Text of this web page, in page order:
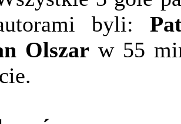
byli:
Olszar w 55